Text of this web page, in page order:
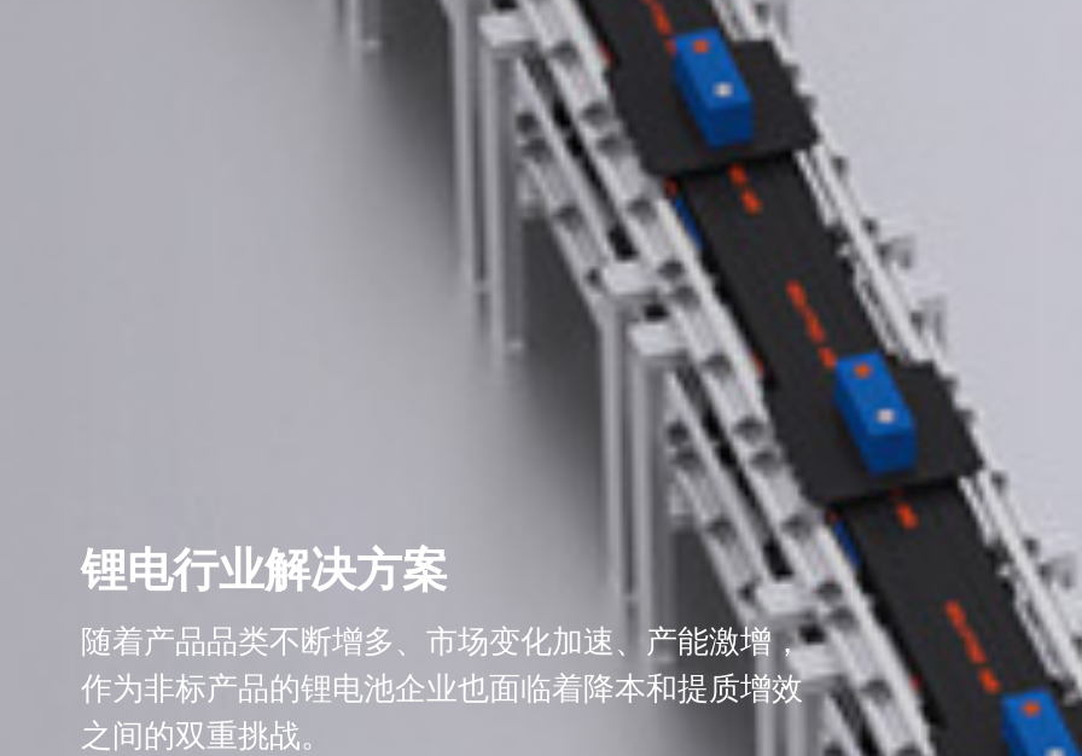
锂电行业解决方案
随着产品品类不断增多、市场变化加速、产能激增，
作为非标产品的锂电池企业也面临着降本和提质增效
之间的双重挑战。